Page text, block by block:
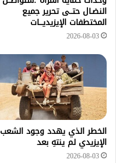
النضـال حتــى تحرير جميع
المختطفات الإيزيديـــات
2026-08-03
الخطر الذي يهدد وجود الشعب
الإيزيدي لم ينتهِ بعد
2026-08-03